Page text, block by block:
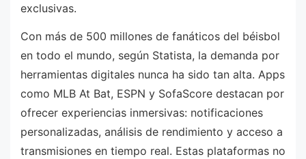
exclusivas.
Con más de 500 millones de fanáticos del béisbol
en todo el mundo, según Statista, la demanda por
herramientas digitales nunca ha sido tan alta. Apps
como MLB At Bat, ESPN y SofaScore destacan por
ofrecer experiencias inmersivas: notificaciones
personalizadas, análisis de rendimiento y acceso a
transmisiones en tiempo real. Estas plataformas no